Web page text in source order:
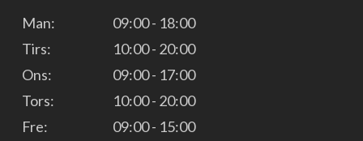
Man:
09:00 - 18:00
Tirs:
10:00 - 20:00
Ons:
09:00 - 17:00
Tors:
10:00 - 20:00
Fre:
09:00 - 15:00